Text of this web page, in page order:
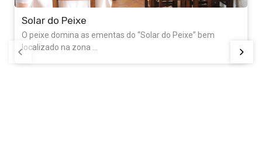
Solar do Peixe
O peixe domina as ementas do “Solar do Peixe” bem
localizado na zona ...